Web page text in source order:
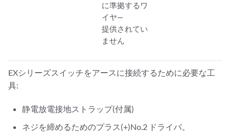
に準拠するワ
イヤ—
提供されてい
ません
EXシリーズスイッチをアースに接続するために必要な工
具:
静電放電接地ストラップ(付属)
ネジを締めるためのプラス(+)No.2 ドライバ。